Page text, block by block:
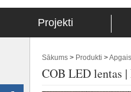
Projekti
Sākums > Produkti >
COB LED lentas